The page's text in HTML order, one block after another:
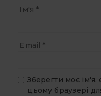
Ім'я *
Email *
Зберегти моє ім'я,
цьому браузері